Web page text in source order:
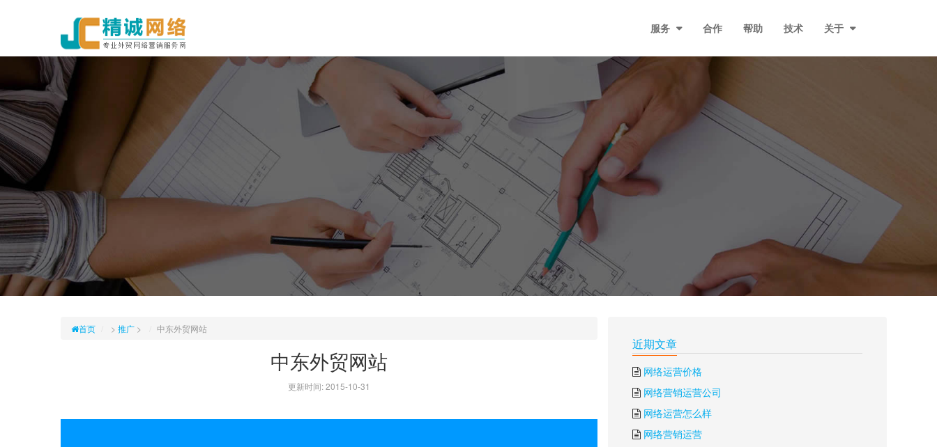
服务 合作 帮助 技术 关于
首页 > 推广 > 中东外贸网站
中东外贸网站
更新时间: 2015-10-31
近期文章
网络运营价格
网络营销运营公司
网络运营怎么样
网络营销运营